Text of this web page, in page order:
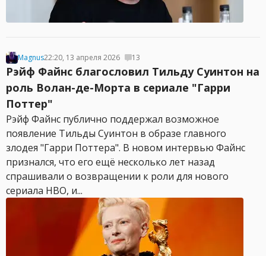
Magnus22:20, 13 апреля 2026 13
Рэйф Файнс благословил Тильду Суинтон на
роль Волан-де-Морта в сериале "Гарри
Поттер"
Рэйф Файнс публично поддержал возможное
появление Тильды Суинтон в образе главного
злодея "Гарри Поттера". В новом интервью Файнс
признался, что его ещё несколько лет назад
спрашивали о возвращении к роли для нового
сериала HBO, и...